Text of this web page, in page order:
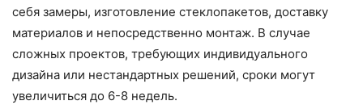
себя замеры, изготовление стеклопакетов, доставку
материалов и непосредственно монтаж. В случае
сложных проектов, требующих индивидуального
дизайна или нестандартных решений, сроки могут
увеличиться до 6-8 недель.